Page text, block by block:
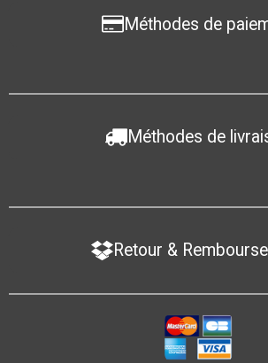
Méthodes de
Méthodes de
Retour &